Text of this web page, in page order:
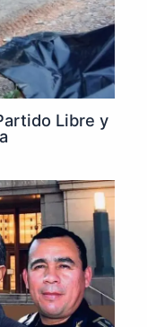
Libre y